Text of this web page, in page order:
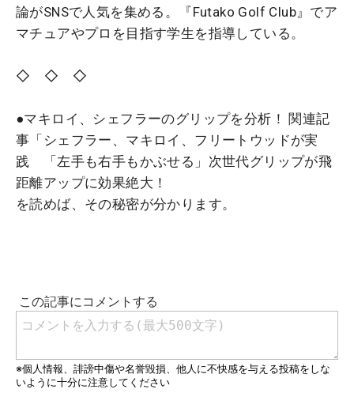
論がSNSで人気を集める。『Futako Golf Club』でア
マチュアやプロを目指す学生を指導している。
◇ ◇ ◇
●マキロイ、シェフラーのグリップを分析！ 関連記
事「シェフラー、マキロイ、フリートウッドが実
践 「左手も右手もかぶせる」次世代グリップが飛
距離アップに効果絶大！
を読めば、その秘密が分かります。